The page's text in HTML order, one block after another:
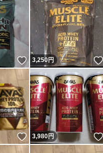
いいね！
3,250円
いいね！
3,980円